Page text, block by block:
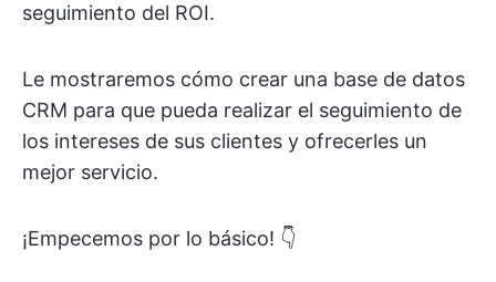
seguimiento del ROI.
Le mostraremos cómo crear una base de datos
CRM para que pueda realizar el seguimiento de
los intereses de sus clientes y ofrecerles un
mejor servicio.
¡Empecemos por lo básico! 👇